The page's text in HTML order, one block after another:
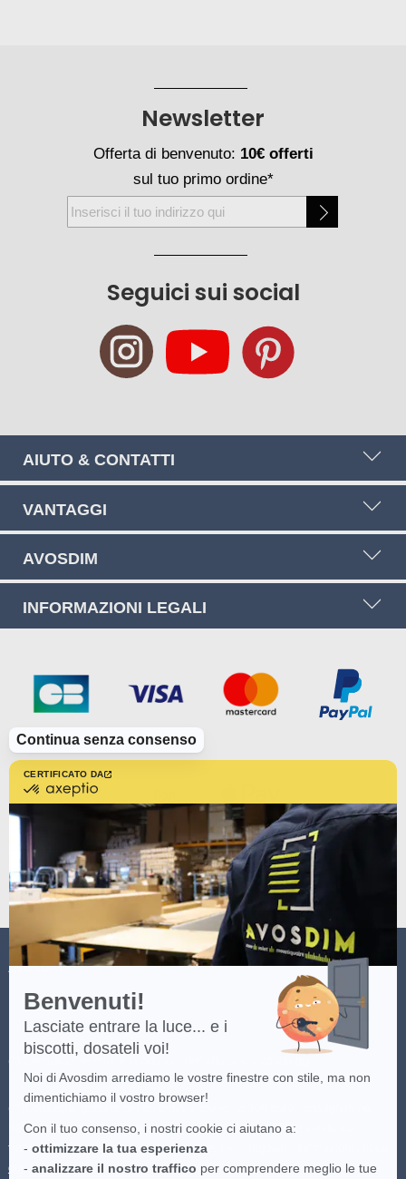
CERTIFICATO DA
-
Scopri
di
più
su
Axeptio
Benvenuti!
Lasciate entrare la luce... e i
biscotti, dosateli voi!
Noi di Avosdim arrediamo le vostre finestre con stile, ma non
dimentichiamo il vostro browser!
Con il tuo consenso, i nostri cookie ci aiutano a:
- ottimizzare la tua esperienza
- analizzare il nostro traffico per comprendere meglio le tue
Continua senza consenso
Seguici sui social
Newsletter
Offerta di benvenuto: 10€ offerti
sul tuo primo ordine*
Iscriviti
alla
AIUTO & CONTATTI
VANTAGGI
AVOSDIM
INFORMAZIONI LEGALI
AVOSDIM
(*) Consulta i termini e condizioni dell'offerta cliccando
(**)Consegna gratuita per gli ordini superiori a 100 euro consegnati nei
Italia continentale, destinazioni speciali escluse. Offerta valida sul
trasportatore più economico disponibile. Per maggiori informazioni clicca
qui .